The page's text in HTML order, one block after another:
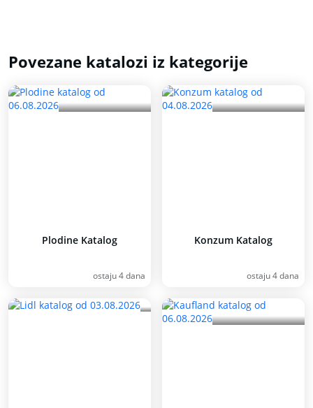
Povezane katalozi iz kategorije
Plodine Katalog
ostaju 4 dana
Konzum Katalog
ostaju 4 dana